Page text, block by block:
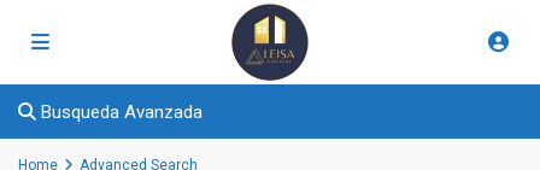
Busqueda Avanzada
Home Advanced Search